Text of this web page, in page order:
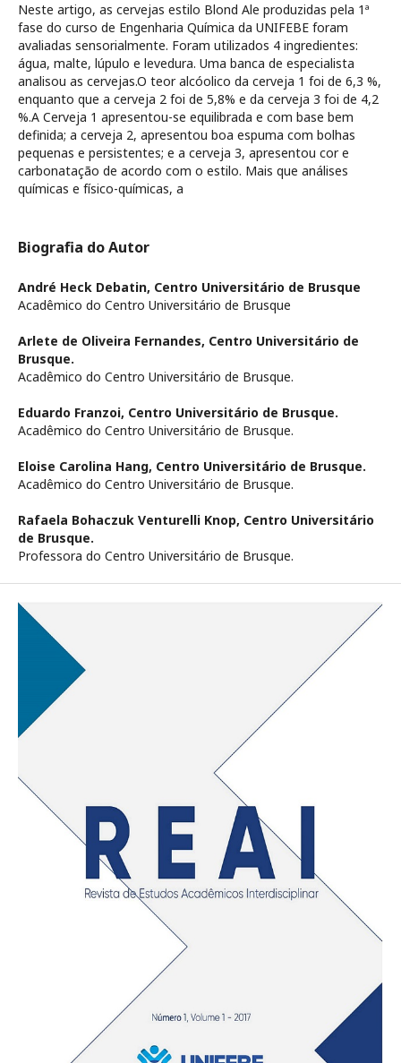
Neste artigo, as cervejas estilo Blond Ale produzidas pela 1ª
fase do curso de Engenharia Química da UNIFEBE foram
avaliadas sensorialmente. Foram utilizados 4 ingredientes:
água, malte, lúpulo e levedura. Uma banca de especialista
analisou as cervejas.O teor alcóolico da cerveja 1 foi de 6,3 %,
enquanto que a cerveja 2 foi de 5,8% e da cerveja 3 foi de 4,2
%.A Cerveja 1 apresentou-se equilibrada e com base bem
definida; a cerveja 2, apresentou boa espuma com bolhas
pequenas e persistentes; e a cerveja 3, apresentou cor e
carbonatação de acordo com o estilo. Mais que análises
químicas e físico-químicas, a
Biografia do Autor
André Heck Debatin, Centro Universitário de Brusque
Acadêmico do Centro Universitário de Brusque
Arlete de Oliveira Fernandes, Centro Universitário de
Brusque.
Acadêmico do Centro Universitário de Brusque.
Eduardo Franzoi, Centro Universitário de Brusque.
Acadêmico do Centro Universitário de Brusque.
Eloise Carolina Hang, Centro Universitário de Brusque.
Acadêmico do Centro Universitário de Brusque.
Rafaela Bohaczuk Venturelli Knop, Centro Universitário
de Brusque.
Professora do Centro Universitário de Brusque.